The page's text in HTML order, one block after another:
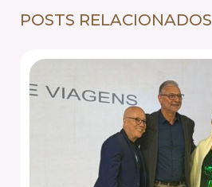
POSTS RELACIONADOS